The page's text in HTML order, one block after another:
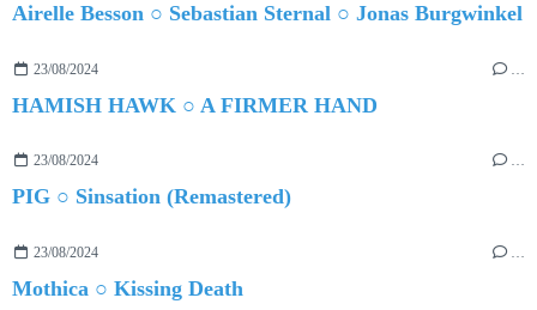
Airelle Besson ○ Sebastian Sternal ○ Jonas Burgwinkel
23/08/2024
HAMISH HAWK ○ A FIRMER HAND
23/08/2024 …
PIG ○ Sinsation (Remastered)
23/08/2024
Mothica ○ Kissing Death